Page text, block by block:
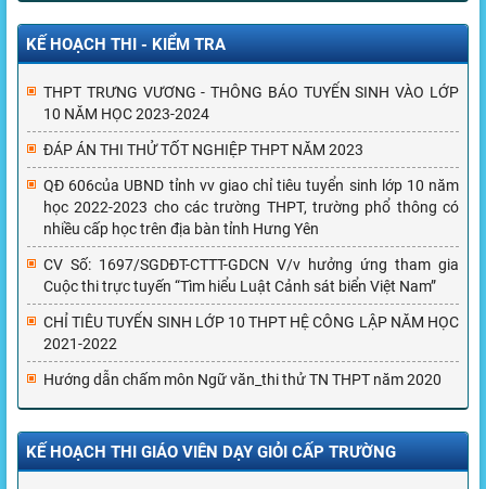
KẾ HOẠCH THI - KIỂM TRA
THPT TRƯNG VƯƠNG - THÔNG BÁO TUYỂN SINH VÀO LỚP
10 NĂM HỌC 2023-2024
ĐÁP ÁN THI THỬ TỐT NGHIỆP THPT NĂM 2023
QĐ 606của UBND tỉnh vv giao chỉ tiêu tuyển sinh lớp 10 năm
học 2022-2023 cho các trường THPT, trường phổ thông có
nhiều cấp học trên địa bàn tỉnh Hưng Yên
CV Số: 1697/SGDĐT-CTTT-GDCN V/v hưởng ứng tham gia
Cuộc thi trực tuyến “Tìm hiểu Luật Cảnh sát biển Việt Nam”
CHỈ TIÊU TUYỂN SINH LỚP 10 THPT HỆ CÔNG LẬP NĂM HỌC
2021-2022
Hướng dẫn chấm môn Ngữ văn_thi thử TN THPT năm 2020
KẾ HOẠCH THI GIÁO VIÊN DẠY GIỎI CẤP TRƯỜNG